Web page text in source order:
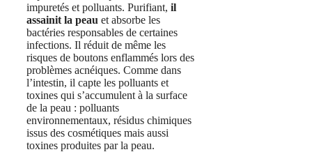
impuretés et polluants. Purifiant, il
assainit la peau et absorbe les
bactéries responsables de certaines
infections. Il réduit de même les
risques de boutons enflammés lors des
problèmes acnéiques. Comme dans
l’intestin, il capte les polluants et
toxines qui s’accumulent à la surface
de la peau : polluants
environnementaux, résidus chimiques
issus des cosmétiques mais aussi
toxines produites par la peau.